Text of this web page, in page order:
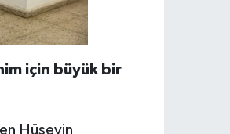
için büyük bir
Hüseyin